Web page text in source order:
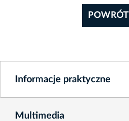
POWRÓT
Informacje praktyczne
Multimedia